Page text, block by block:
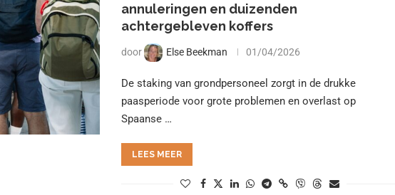
annuleringen en duizenden
achtergebleven koffers
door Else Beekman 01/04/2026
De staking van grondpersoneel zorgt in de drukke
paasperiode voor grote problemen en overlast op
Spaanse …
LEES MEER